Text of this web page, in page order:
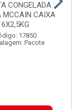
CONGELADA
MCCAIN CAIXA
6X2,5KG
17850
Pacote